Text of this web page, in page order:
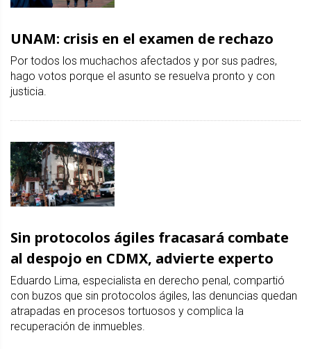
UNAM: crisis en el examen de rechazo
Por todos los muchachos afectados y por sus padres,
hago votos porque el asunto se resuelva pronto y con
justicia.
Sin protocolos ágiles fracasará combate
al despojo en CDMX, advierte experto
Eduardo Lima, especialista en derecho penal, compartió
con buzos que sin protocolos ágiles, las denuncias quedan
atrapadas en procesos tortuosos y complica la
recuperación de inmuebles.